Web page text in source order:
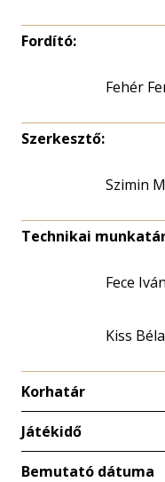
Fordító:
Fehér
Szerkesztő:
Szimin
Technikai
Fece Iván
Kiss
Korhatár
Játékidő
Bemutató dátuma